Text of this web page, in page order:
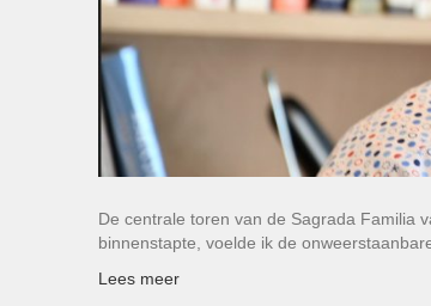
De centrale toren van de Sagrada Familia
binnenstapte, voelde ik de
Lees meer